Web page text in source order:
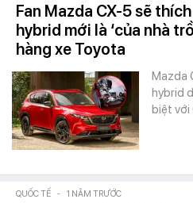
Fan Mazda CX-5 sẽ
hybrid mới là ‘của nhà
hàng xe Toyota
Mazda
hybrid
biệt với
QUỐC TẾ - 1 NĂM TRƯỚC